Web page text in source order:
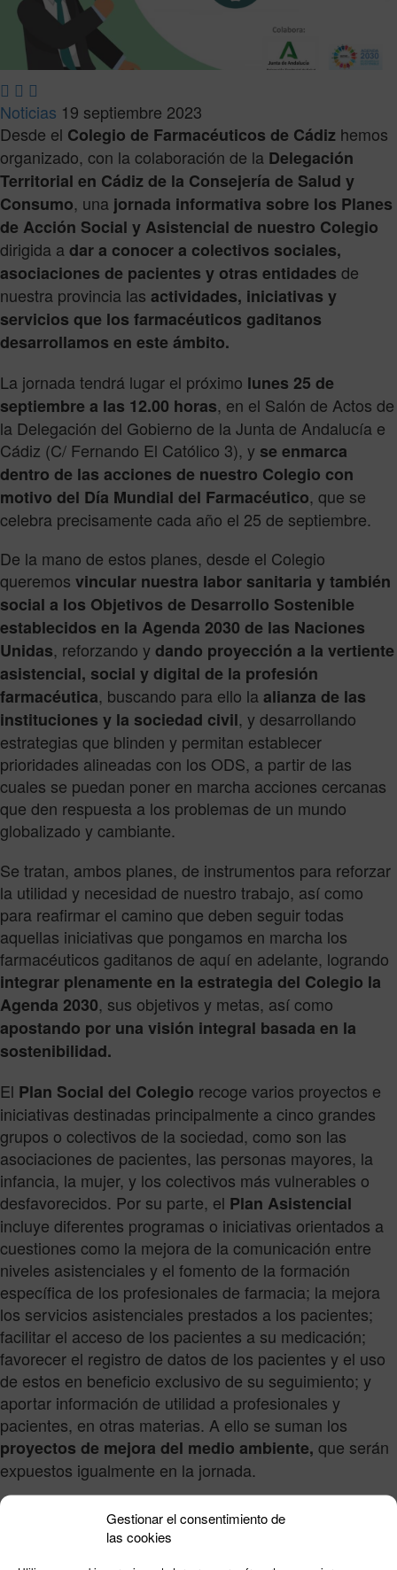
Gestionar el consentimiento de
las cookies
  
Noticias 19 septiembre 2023
Desde el Colegio de Farmacéuticos de Cádiz hemos
organizado, con la colaboración de la Delegación
Territorial en Cádiz de la Consejería de Salud y
Consumo, una jornada informativa sobre los Planes
de Acción Social y Asistencial de nuestro Colegio
dirigida a dar a conocer a colectivos sociales,
asociaciones de pacientes y otras entidades de
nuestra provincia las actividades, iniciativas y
servicios que los farmacéuticos gaditanos
desarrollamos en este ámbito.
La jornada tendrá lugar el próximo lunes 25 de
septiembre a las 12.00 horas, en el Salón de Actos de
la Delegación del Gobierno de la Junta de Andalucía e
Cádiz (C/ Fernando El Católico 3), y se enmarca
dentro de las acciones de nuestro Colegio con
motivo del Día Mundial del Farmacéutico, que se
celebra precisamente cada año el 25 de septiembre.
De la mano de estos planes, desde el Colegio
queremos vincular nuestra labor sanitaria y también
social a los Objetivos de Desarrollo Sostenible
establecidos en la Agenda 2030 de las Naciones
Unidas, reforzando ydando proyección a la vertiente
asistencial, social y digital de la profesión
farmacéutica, buscando para ello laalianza de las
instituciones y la sociedad civil, y desarrollando
estrategias que blinden y permitan establecer
prioridades alineadas con los ODS, a partir de las
cuales se puedan poner en marcha acciones cercanas
que den respuesta a los problemas de un mundo
globalizado y cambiante.
Se tratan, ambos planes, de instrumentos para reforzar
la utilidad y necesidad de nuestro trabajo, así como
para reafirmar el camino que deben seguir todas
aquellas iniciativas que pongamos en marcha los
farmacéuticos gaditanos de aquí en adelante, logrando
integrar plenamente en la estrategia del Colegio la
Agenda 2030, sus objetivos y metas, así como
apostando por una visión integral basada en la
sostenibilidad.
El Plan Social del Colegio recoge varios proyectos e
iniciativas destinadas principalmente a cinco grandes
grupos o colectivos de la sociedad, como son las
asociaciones de pacientes, las personas mayores, la
infancia, la mujer, y los colectivos más vulnerables o
desfavorecidos. Por su parte, el Plan Asistencial
incluye diferentes programas o iniciativas orientados a
cuestiones como la mejora de la comunicación entre
niveles asistenciales y el fomento de la formación
específica de los profesionales de farmacia; la mejora
los servicios asistenciales prestados a los pacientes;
facilitar el acceso de los pacientes a su medicación;
favorecer el registro de datos de los pacientes y el uso
de estos en beneficio exclusivo de su seguimiento; y
aportar información de utilidad a profesionales y
pacientes, en otras materias. A ello se suman los
proyectos de mejora del medio ambiente, que serán
expuestos igualmente en la jornada.
El evento es
abierto y gratuito a todas las
asociaciones de pacientes, entidades sociales,